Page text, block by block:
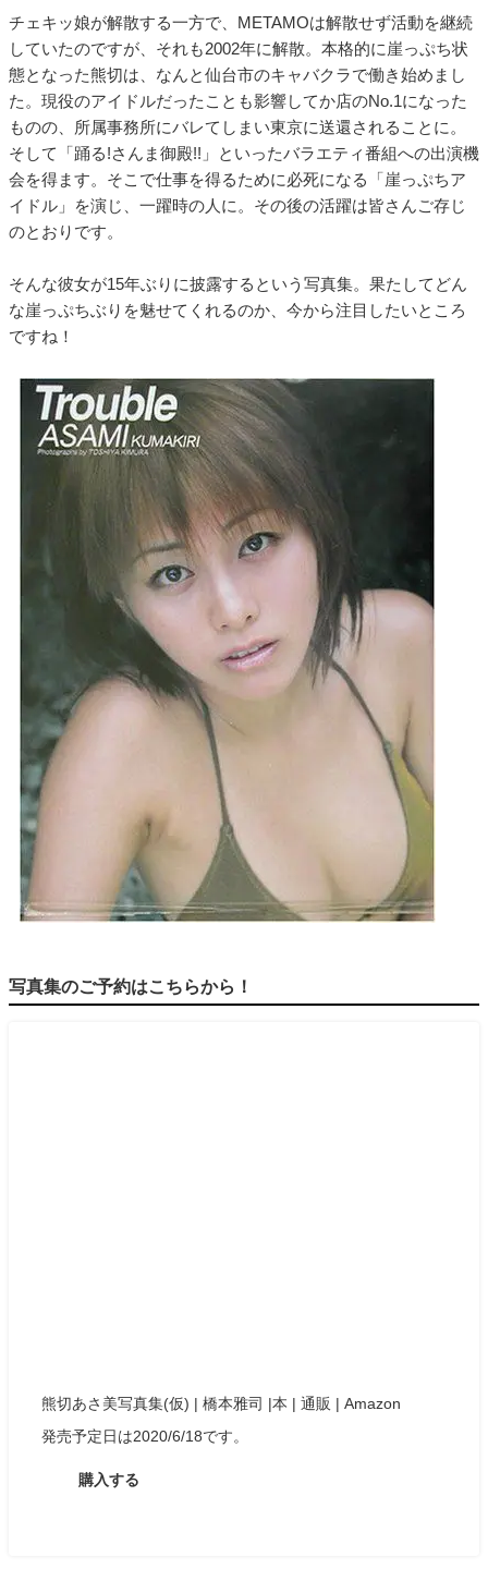
チェキッ娘が解散する一方で、METAMOは解散せず活動を継続
していたのですが、それも2002年に解散。本格的に崖っぷち状
態となった熊切は、なんと仙台市のキャバクラで働き始めまし
た。現役のアイドルだったことも影響してか店のNo.1になった
ものの、所属事務所にバレてしまい東京に送還されることに。
そして「踊る!さんま御殿!!」といったバラエティ番組への出演機
会を得ます。そこで仕事を得るために必死になる「崖っぷちア
イドル」を演じ、一躍時の人に。その後の活躍は皆さんご存じ
のとおりです。
そんな彼女が15年ぶりに披露するという写真集。果たしてどん
な崖っぷちぶりを魅せてくれるのか、今から注目したいところ
ですね！
写真集のご予約はこちらから！
熊切あさ美写真集(仮) | 橋本雅司 |本 | 通販 | Amazon
発売予定日は2020/6/18です。
購入する